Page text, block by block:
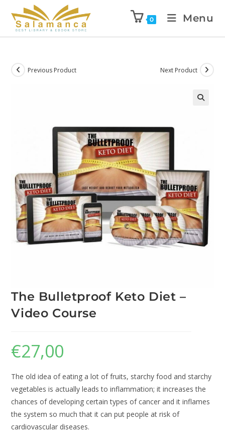
0 Menu
Previous Product Next Product
The Bulletproof Keto Diet –
Video Course
€27,00
The old idea of eating a lot of fruits, starchy food and starchy
vegetables is actually leads to inflammation; it increases the
chances of developing certain types of cancer and it inflames
the system so much that it can put people at risk of
cardiovascular diseases.